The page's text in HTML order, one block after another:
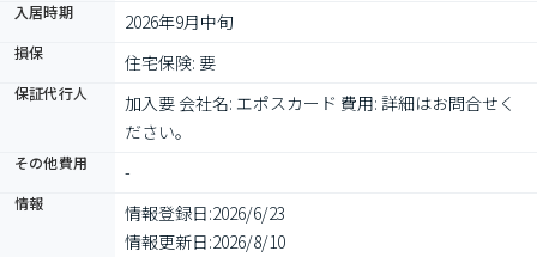
入居時期 2026年9月中旬
損保 住宅保険: 要
保証代行人
加入要 会社名: エポスカード 費用: 詳細はお問合せく
ださい。
その他費用 -
情報 情報登録日:2026/6/23
情報更新日:2026/8/10